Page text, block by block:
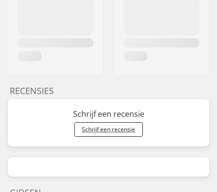
RECENSIES
Schrijf een recensie
Schrijf een recensie